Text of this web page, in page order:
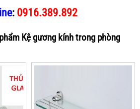
: 0916.389.892
Kệ gương kính trong phòng